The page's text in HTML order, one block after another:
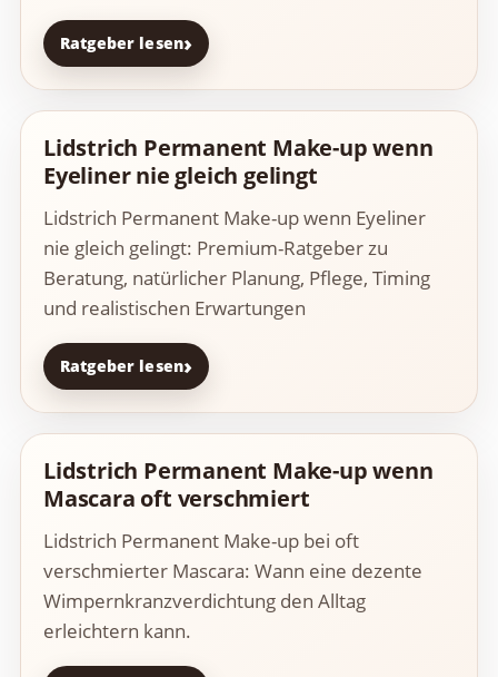
Ratgeber lesen
Lidstrich Permanent Make-up wenn
Eyeliner nie gleich gelingt
Lidstrich Permanent Make-up wenn Eyeliner
nie gleich gelingt: Premium-Ratgeber zu
Beratung, natürlicher Planung, Pflege, Timing
und realistischen Erwartungen
Ratgeber lesen
Lidstrich Permanent Make-up wenn
Mascara oft verschmiert
Lidstrich Permanent Make-up bei oft
verschmierter Mascara: Wann eine dezente
Wimpernkranzverdichtung den Alltag
erleichtern kann.